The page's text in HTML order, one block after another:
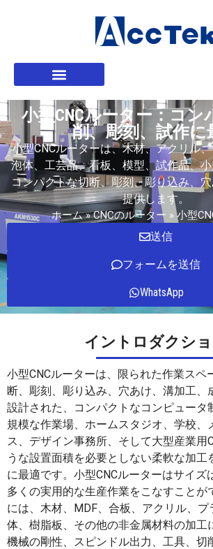
小型CNCルーター：コン
削、彫刻、試作に
小型CNCルーターは、木材、アクリル
泡体、工芸品、看板、模型、試作品、小
コンパクトな切断、彫刻、彫り込み、
提供します。
ホーム»CNCのルーター »小型
送信
フォームを送信
WhatsApp
イントロダクシ
小型CNCルーターは、限られた作業スペ
断、彫刻、彫り込み、穴あけ、溝加工、
設計された、コンパクトなコンピュータ
規模な作業場、ホームスタジオ、学校、
ス、デザイン事務所、そして大型産業用
うな設置面積を必要としない柔軟な加工
に最適です。小型CNCルーターはサイズ
多くの実用的な生産作業をこなすことが
には、木材、MDF、合板、アクリル、
体、樹脂板、その他の非金属材料の加工
機械の剛性、スピンドル出力、工具、切